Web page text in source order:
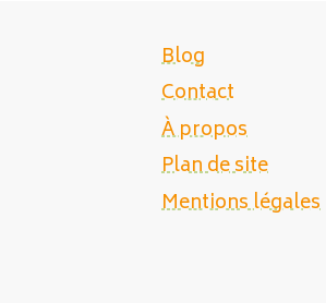
Blog
Contact
À propos
Plan de site
Mentions légales